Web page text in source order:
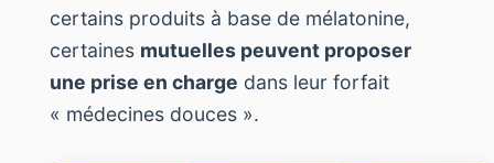
certains produits à base de mélatonine,
certaines mutuelles peuvent proposer
une prise en charge dans leur forfait
« médecines douces ».